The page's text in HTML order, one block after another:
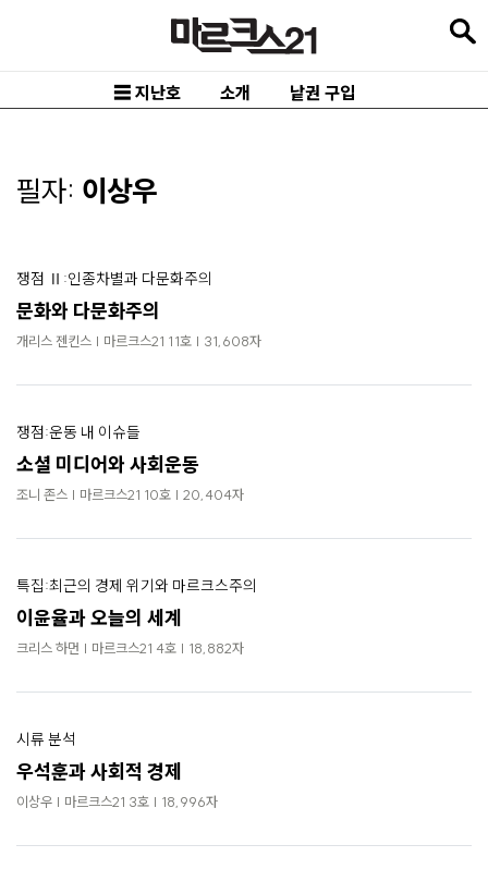
로
☰ 지난호 소개 낱권 구입
필자: 이상우
쟁점 Ⅱ:인종차별과 다문화주의
문화와 다문화주의
개리스 젠킨스 | 마르크스21 11호 | 31,608자
쟁점:운동 내 이슈들
소셜 미디어와 사회운동
조니 존스 | 마르크스21 10호 | 20,404자
특집:최근의 경제 위기와 마르크스주의
이윤율과 오늘의 세계
크리스 하먼 | 마르크스21 4호 | 18,882자
시류 분석
우석훈과 사회적 경제
이상우 | 마르크스21 3호 | 18,996자